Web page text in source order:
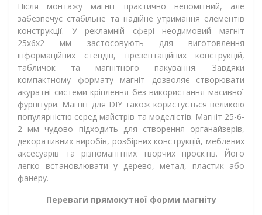
Після монтажу магніт практично непомітний, але
забезпечує стабільне та надійне утримання елементів
конструкції. У рекламній сфері неодимовий магніт
25x6x2 мм застосовують для виготовлення
інформаційних стендів, презентаційних конструкцій,
табличок та магнітного пакування. Завдяки
компактному формату магніт дозволяє створювати
акуратні системи кріплення без використання масивної
фурнітури. Магніт для DIY також користується великою
популярністю серед майстрів та моделістів. Магніт 25-6-
2 мм чудово підходить для створення органайзерів,
декоративних виробів, розбірних конструкцій, меблевих
аксесуарів та різноманітних творчих проєктів. Його
легко встановлювати у дерево, метал, пластик або
фанеру.
Переваги прямокутної форми магніту